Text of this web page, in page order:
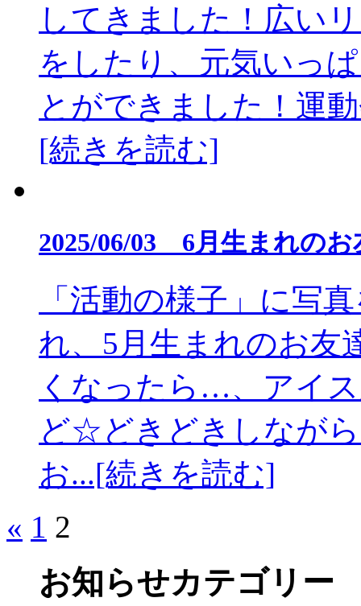
してきました！広い
をしたり、元気いっ
とができました！運
[続きを読む]
2025/06/03 6月生まれの
「活動の様子」に写
れ、5月生まれのお友
くなったら…、アイ
ど☆どきどきしなが
お...[続きを読む]
« 1 2
お知らせカテゴリー